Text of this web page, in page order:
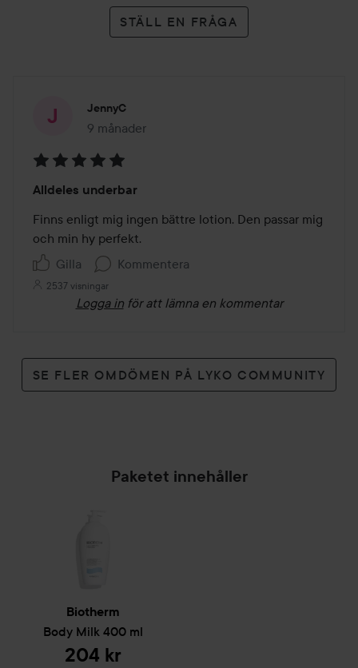
STÄLL EN FRÅGA
JennyC
9 månader
Inlägget skapades 9 månader
5
av
5
Alldeles underbar
Finns enligt mig ingen bättre lotion. Den passar mig
och min hy perfekt.
Gilla
Kommentera
2537 visningar
Logga in för att lämna en kommentar
SE FLER OMDÖMEN PÅ LYKO COMMUNITY
Paketet innehåller
Biotherm
Body Milk 400 ml
204 kr